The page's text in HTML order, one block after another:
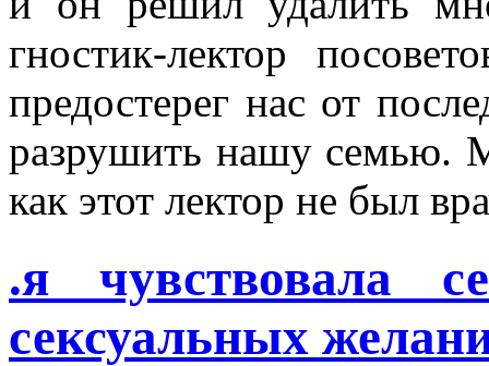
гностик-лектор
предостерег нас от
разрушить нашу семью.
как этот лектор не был
.я чувствовала
сексуальных